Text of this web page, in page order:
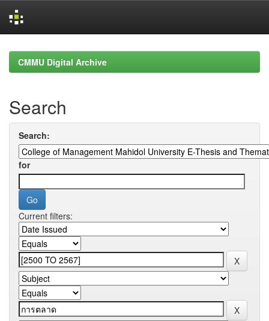
navigationCMMU Digital Archive
Search
Search:
for
Current filters: